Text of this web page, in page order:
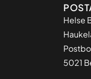
Helse
5021